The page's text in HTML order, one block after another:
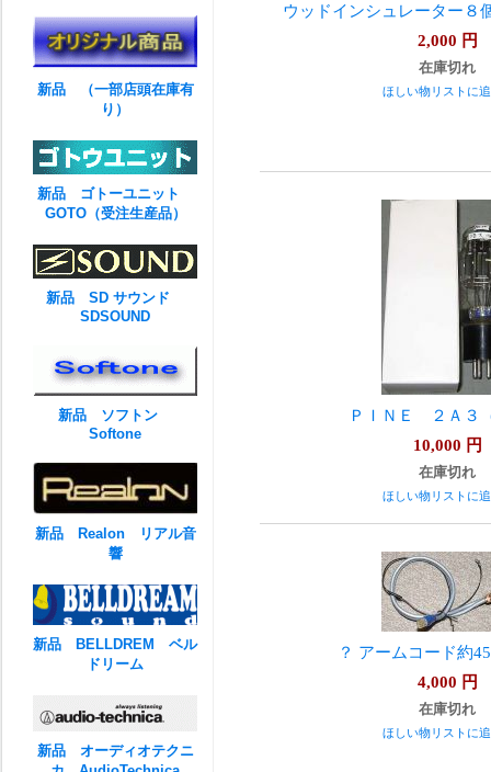
ウッドインシュレーター８
2,000 円
在庫切れ
ほしい物リストに
ＰＩＮＥ ２Ａ３
10,000 円
在庫切れ
ほしい物リストに
？ アームコード約
4,000 円
在庫切れ
ほしい物リストに
新品 （一部店頭在庫有
り）
新品 ゴトーユニット
GOTO（受注生産品）
新品 SD サウンド
SDSOUND
新品 ソフトン
Softone
新品 Realon リアル音
響
新品 BELLDREM ベル
ドリーム
新品 オーディオテクニ